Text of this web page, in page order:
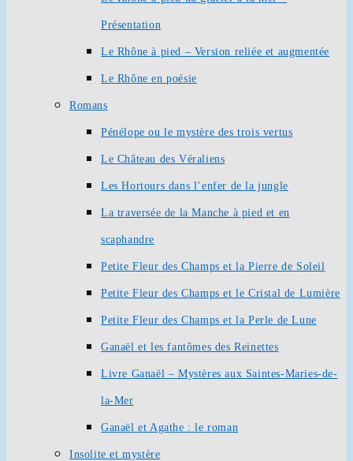
Présentation
Le Rhône à pied – Version reliée et augmentée
Le Rhône en poésie
Romans
Pénélope ou le mystère des trois vertus
Le Château des Véraliens
Les Hortours dans l’enfer de la jungle
La traversée de la Manche à pied et en
scaphandre
Petite Fleur des Champs et la Pierre de Soleil
Petite Fleur des Champs et le Cristal de Lumière
Petite Fleur des Champs et la Perle de Lune
Ganaël et les fantômes des Reinettes
Livre Ganaël – Mystères aux Saintes-Maries-de-
la-Mer
Ganaël et Agathe : le roman
Insolite et mystère